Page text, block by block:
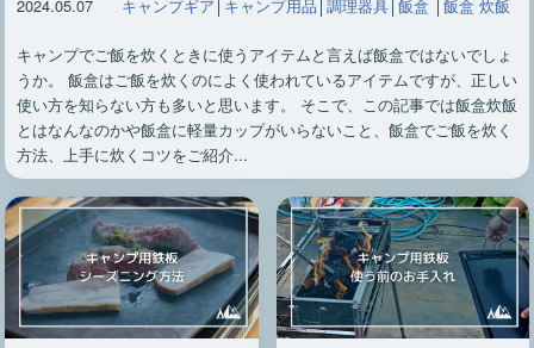
2024.05.07 キャンプギア │ キャンプ用品 │ 調理器具│ 飯盒 │ 飯盒 炊飯
キャンプでご飯を炊くときに使うアイテムと言えば飯盒ではないでしょ
うか。 飯盒はご飯を炊くのによく使われているアイテムですが、正しい
使い方を知らない方も多いと思います。 そこで、この記事では飯盒炊飯
とはなんなのかや飯盒に軽量カップがいらないこと、飯盒でご飯を炊く
方法、上手に炊くコツをご紹介...